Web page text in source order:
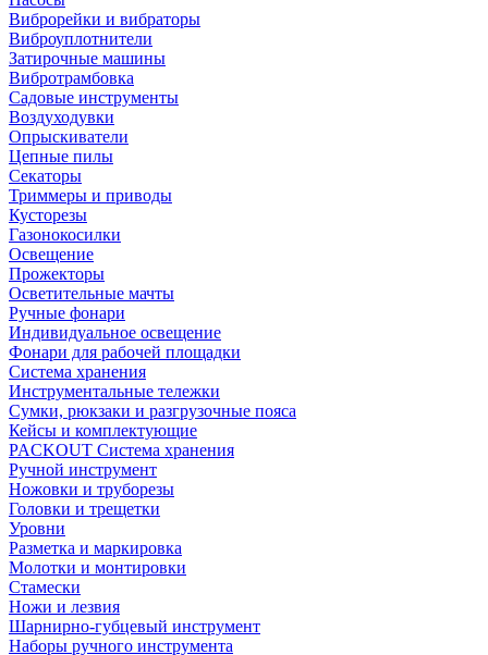
Виброрейки и вибраторы
Виброуплотнители
Затирочные машины
Вибротрамбовка
Садовые инструменты
Воздуходувки
Опрыскиватели
Цепные пилы
Секаторы
Триммеры и приводы
Кусторезы
Газонокосилки
Освещение
Прожекторы
Осветительные мачты
Ручные фонари
Индивидуальное освещение
Фонари для рабочей площадки
Система хранения
Инструментальные тележки
Сумки, рюкзаки и разгрузочные пояса
Кейсы и комплектующие
PACKOUT Система хранения
Ручной инструмент
Ножовки и труборезы
Головки и трещетки
Уровни
Разметка и маркировка
Молотки и монтировки
Стамески
Ножи и лезвия
Шарнирно-губцевый инструмент
Наборы ручного инструмента